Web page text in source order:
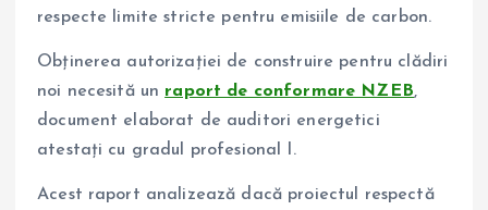
respecte limite stricte pentru emisiile de carbon.
Obținerea autorizației de construire pentru clădiri
noi necesită un raport de conformare NZEB,
document elaborat de auditori energetici
atestați cu gradul profesional I.
Acest raport analizează dacă proiectul respectă